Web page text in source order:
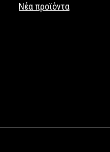
Νέα προϊόντα